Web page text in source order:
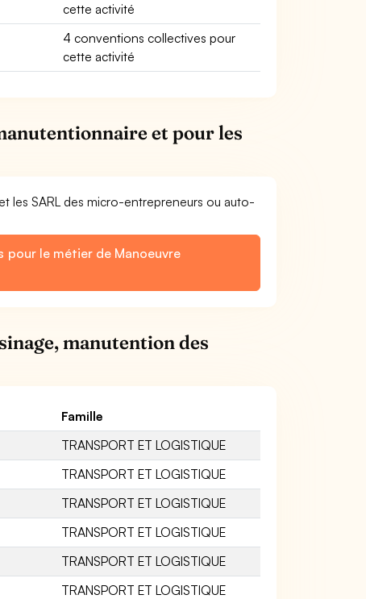
cette activité
4 conventions collectives pour
cette activité
et pour les
les SARL des micro-entrepreneurs ou auto-
pour le métier de Manoeuvre
manutention des
Famille
TRANSPORT ET LOGISTIQUE
TRANSPORT ET LOGISTIQUE
TRANSPORT ET LOGISTIQUE
TRANSPORT ET LOGISTIQUE
TRANSPORT ET LOGISTIQUE
TRANSPORT ET LOGISTIQUE